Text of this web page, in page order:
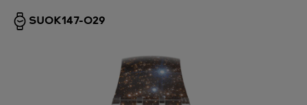
SUOK147-029